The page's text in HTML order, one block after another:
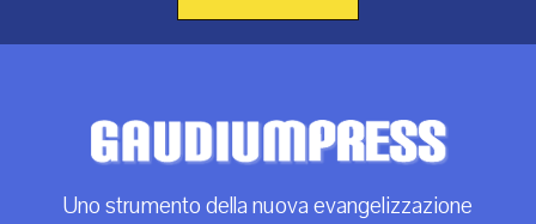
Uno strumento della nuova evangelizzazione